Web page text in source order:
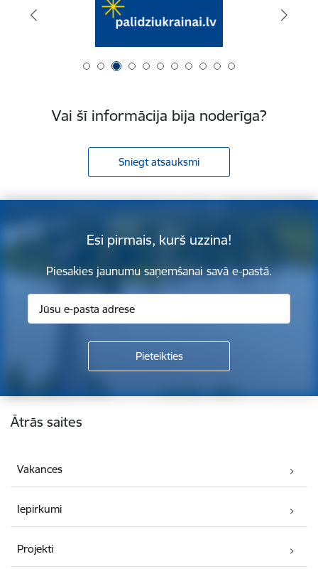
Vai šī informācija bija noderīga?
Sniegt atsauksmi
Esi pirmais, kurš uzzina!
Piesakies jaunumu saņemšanai savā e-pastā.
Kājene
Ātrās saites
Vakances
Iepirkumi
Projekti